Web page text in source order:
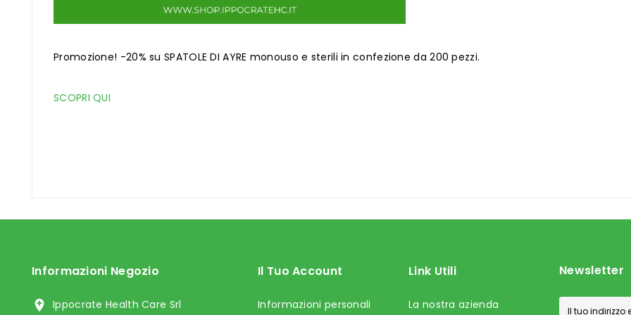
Promozione! -20% su SPATOLE DI AYRE monouso e sterili in confezione da 200 pezzi.
SCOPRI QUI
Informazioni Negozio
 Ippocrate Health Care Srl
Il Tuo Account
Informazioni personali
Link Utili
La nostra azienda
Newsletter